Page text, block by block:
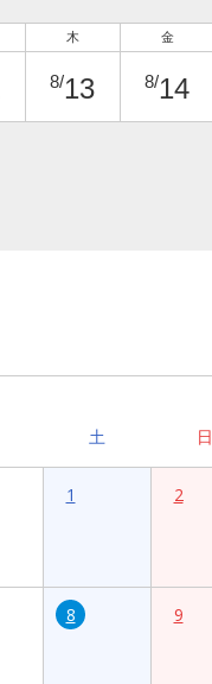
木
8/13
金
8/14
土 日
1 2
8 9